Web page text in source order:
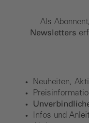
Als
Newsletters
Neuheiten,
Infos und